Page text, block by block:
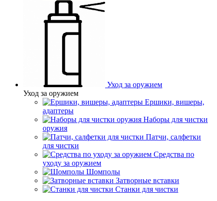
Уход за оружием
Уход за оружием
Ершики, вишеры,
адаптеры
Наборы для чистки
оружия
Патчи, салфетки
для чистки
Средства по
уходу за оружием
Шомполы
Затворные вставки
Станки для чистки